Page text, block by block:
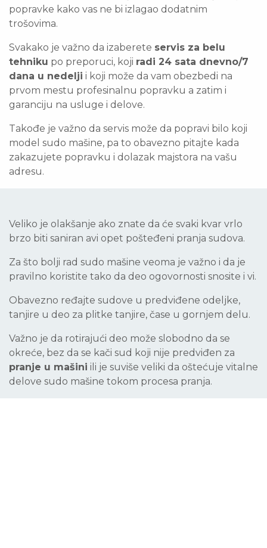
popravke kako vas ne bi izlagao dodatnim
trošovima.
Svakako je važno da izaberete servis za belu
tehniku po preporuci, koji radi 24 sata dnevno/7
dana u nedelji i koji može da vam obezbedi na
prvom mestu profesinalnu popravku a zatim i
garanciju na usluge i delove.
Takođe je važno da servis može da popravi bilo koji
model sudo mašine, pa to obavezno pitajte kada
zakazujete popravku i dolazak majstora na vašu
adresu.
Veliko je olakšanje ako znate da će svaki kvar vrlo
brzo biti saniran avi opet pošteđeni pranja sudova.
Za što bolji rad sudo mašine veoma je važno i da je
pravilno koristite tako da deo ogovornosti snosite i vi.
Obavezno ređajte sudove u predviđene odeljke,
tanjire u deo za plitke tanjire, čase u gornjem delu.
Važno je da rotirajući deo može slobodno da se
okreće, bez da se kači sud koji nije predviđen za
pranje u mašini ili je suviše veliki da oštećuje vitalne
delove sudo mašine tokom procesa pranja.